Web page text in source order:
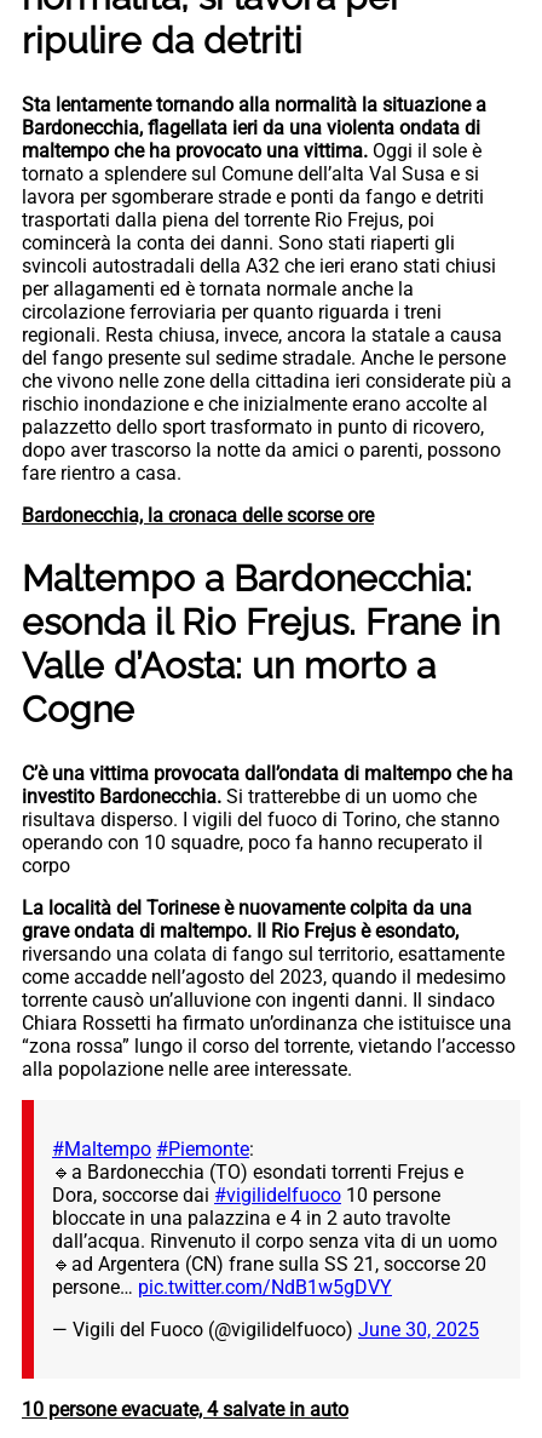
ripulire da detriti
Sta lentamente tornando alla normalità la situazione a
Bardonecchia, flagellata ieri da una violenta ondata di
maltempo che ha provocato una vittima. Oggi il sole è
tornato a splendere sul Comune dell’alta Val Susa e si
lavora per sgomberare strade e ponti da fango e detriti
trasportati dalla piena del torrente Rio Frejus, poi
comincerà la conta dei danni. Sono stati riaperti gli
svincoli autostradali della A32 che ieri erano stati chiusi
per allagamenti ed è tornata normale anche la
circolazione ferroviaria per quanto riguarda i treni
regionali. Resta chiusa, invece, ancora la statale a causa
del fango presente sul sedime stradale. Anche le persone
che vivono nelle zone della cittadina ieri considerate più a
rischio inondazione e che inizialmente erano accolte al
palazzetto dello sport trasformato in punto di ricovero,
dopo aver trascorso la notte da amici o parenti, possono
fare rientro a casa.
Bardonecchia, la cronaca delle scorse ore
Maltempo a Bardonecchia:
esonda il Rio Frejus. Frane in
Valle d’Aosta: un morto a
Cogne
C’è una vittima provocata dall’ondata di maltempo che ha
investito Bardonecchia. Si tratterebbe di un uomo che
risultava disperso. I vigili del fuoco di Torino, che stanno
operando con 10 squadre, poco fa hanno recuperato il
corpo
La località del Torinese è nuovamente colpita da una
grave ondata di maltempo. Il Rio Frejus è esondato,
riversando una colata di fango sul territorio, esattamente
come accadde nell’agosto del 2023, quando il medesimo
torrente causò un’alluvione con ingenti danni. Il sindaco
Chiara Rossetti ha firmato un’ordinanza che istituisce una
“zona rossa” lungo il corso del torrente, vietando l’accesso
alla popolazione nelle aree interessate.
#Maltempo #Piemonte:
🔹a Bardonecchia (TO) esondati torrenti Frejus e
Dora, soccorse dai #vigilidelfuoco 10 persone
bloccate in una palazzina e 4 in 2 auto travolte
dall’acqua. Rinvenuto il corpo senza vita di un uomo
🔹ad Argentera (CN) frane sulla SS 21, soccorse 20
persone… pic.twitter.com/NdB1w5gDVY
— Vigili del Fuoco (@vigilidelfuoco) June 30, 2025
10 persone evacuate, 4 salvate in auto